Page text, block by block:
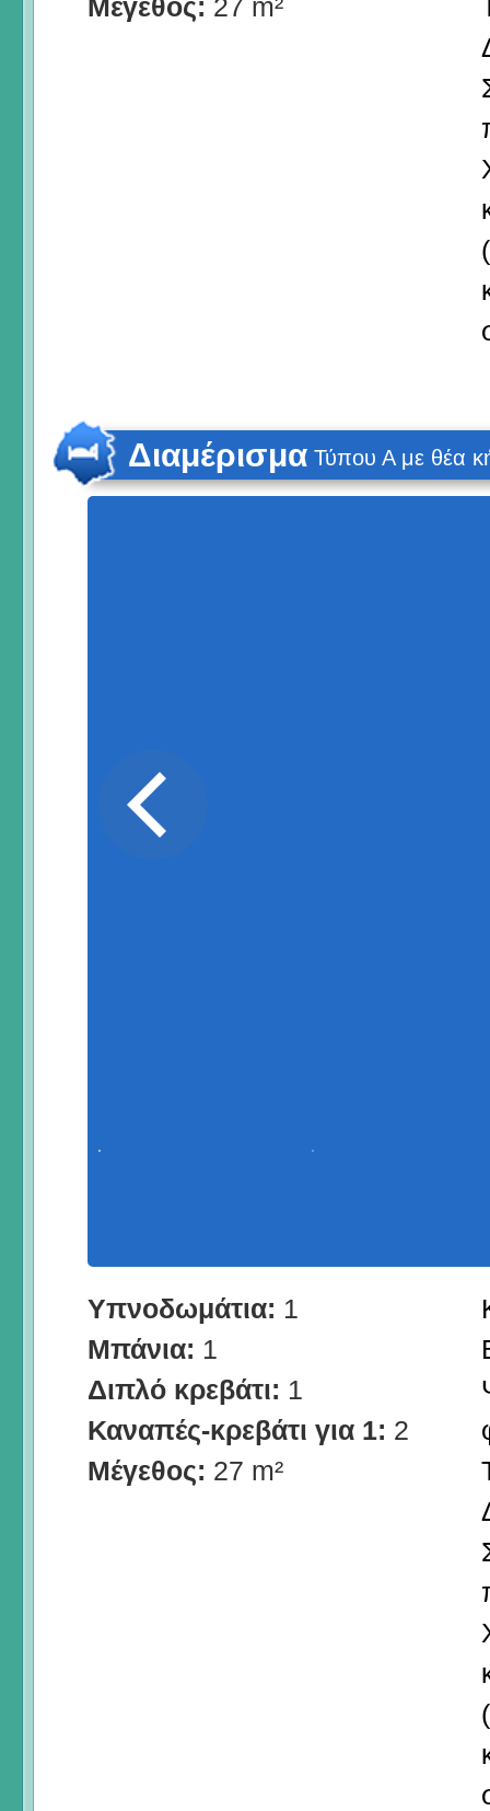
Μέγεθος: 27 m²
Διαμέρισμα Τύπου Α με θέα
Υπνοδωμάτια: 1
Μπάνια: 1
Διπλό κρεβάτι: 1
Καναπές-κρεβάτι για 1: 2
Μέγεθος: 27 m²